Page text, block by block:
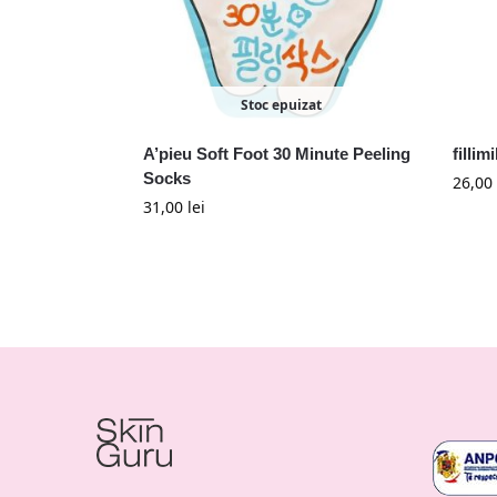
Stoc epuizat
A’pieu Soft Foot 30 Minute Peeling
Socks
31,00 lei
26,00